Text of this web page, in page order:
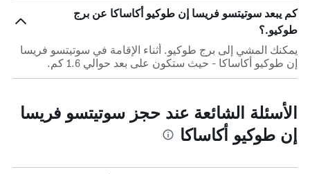
كم يبعد سوتيتسو فريسا إن طوكيو أكاساكا عن برج
طوكيو.؟
يمكنك المشي إلى برج طوكيو. أثناء الإقامة في سوتيتسو فريسا
إن طوكيو أكاساكا - حيث ستكون على بعد حوالي 1.6 كم.
الأسئلة الشائعة عند حجز سوتيتسو فريسا
إن طوكيو أكاساكا